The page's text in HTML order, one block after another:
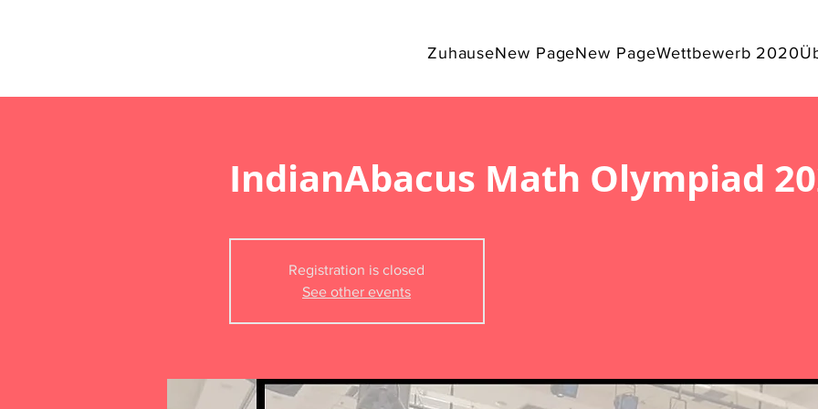
ZuhauseNew PageNew PageWettbewerb 2020
IndianAbacus Math Olympiad
Registration is closed
See other events